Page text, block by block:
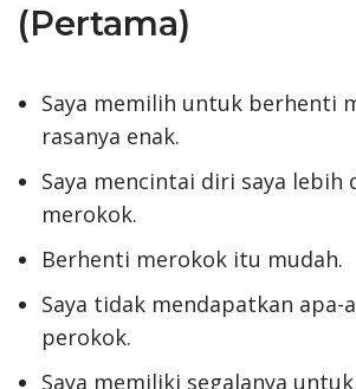
(Pertama)
Saya memilih untuk berhenti
rasanya enak.
Saya mencintai diri saya lebih
merokok.
Berhenti merokok itu mudah.
Saya tidak mendapatkan apa-
perokok.
Saya memiliki segalanya